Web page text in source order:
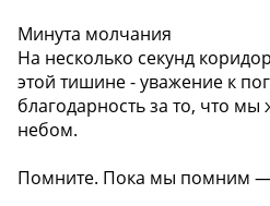
Минута молчания
На несколько секунд
этой тишине - уважение к
благодарность за то, что
небом.
Помните. Пока мы помним